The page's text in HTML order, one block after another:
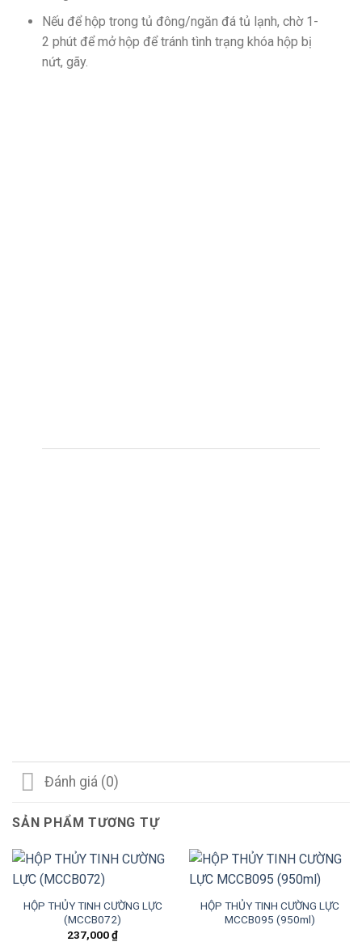
Nếu để hộp trong tủ đông/ngăn đá tủ lạnh, chờ 1-
2 phút để mở hộp để tránh tình trạng khóa hộp bị
nứt, gãy.
Đánh giá (0)
SẢN PHẨM TƯƠNG TỰ
HỘP THỦY TINH CƯỜNG LỰC
(MCCB072)
237,000₫
HỘP THỦY TINH CƯỜNG LỰC
MCCB095 (950ml)